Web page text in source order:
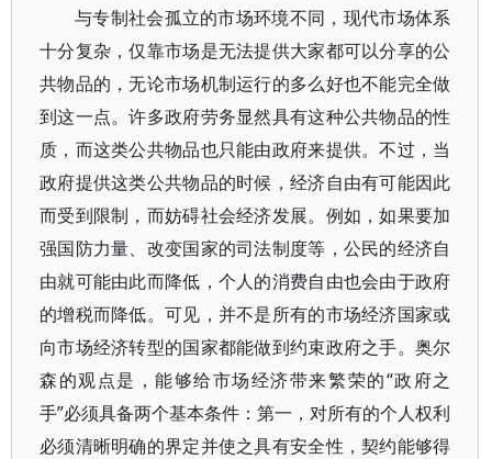
与专制社会孤立的市场环境不同，现代市场体系
十分复杂，仅靠市场是无法提供大家都可以分享的公
共物品的，无论市场机制运行的多么好也不能完全做
到这一点。许多政府劳务显然具有这种公共物品的性
质，而这类公共物品也只能由政府来提供。不过，当
政府提供这类公共物品的时候，经济自由有可能因此
而受到限制，而妨碍社会经济发展。例如，如果要加
强国防力量、改变国家的司法制度等，公民的经济自
由就可能由此而降低，个人的消费自由也会由于政府
的增税而降低。可见，并不是所有的市场经济国家或
向市场经济转型的国家都能做到约束政府之手。奥尔
森的观点是，能够给市场经济带来繁荣的“政府之
手”必须具备两个基本条件：第一，对所有的个人权利
必须清晰明确的界定并使之具有安全性，契约能够得